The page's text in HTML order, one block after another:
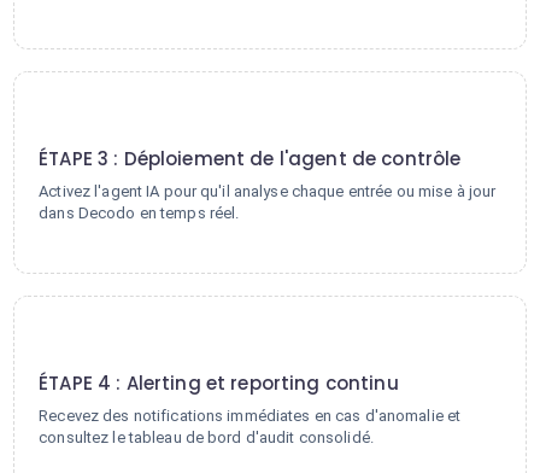
ÉTAPE 3 : Déploiement de l'agent de contrôle
Activez l'agent IA pour qu'il analyse chaque entrée ou mise à jour
dans Decodo en temps réel.
ÉTAPE 4 : Alerting et reporting continu
Recevez des notifications immédiates en cas d'anomalie et
consultez le tableau de bord d'audit consolidé.